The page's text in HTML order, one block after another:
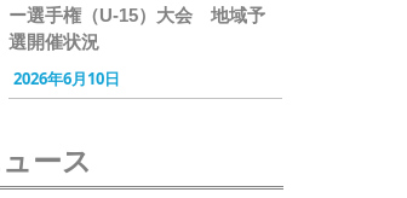
ー選手権（U-15）大会 地域予
選開催状況
2026年6月10日
ース